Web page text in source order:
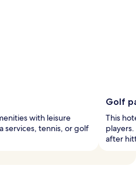
with leisure
services, tennis, or golf
Golf
This
after